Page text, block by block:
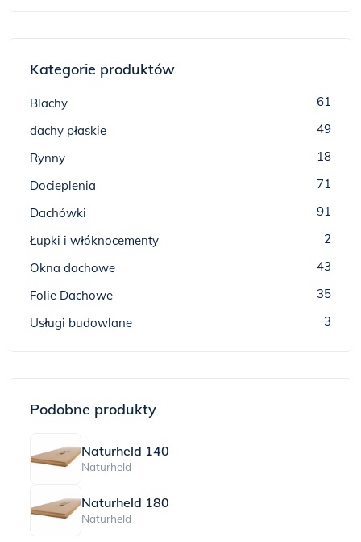
Kategorie produktów
Blachy
61
dachy płaskie
49
Rynny
18
Docieplenia
71
Dachówki
91
Łupki i włóknocementy
2
Okna dachowe
43
Folie Dachowe
35
Usługi budowlane
3
Podobne produkty
Naturheld 140
Naturheld
Naturheld 180
Naturheld